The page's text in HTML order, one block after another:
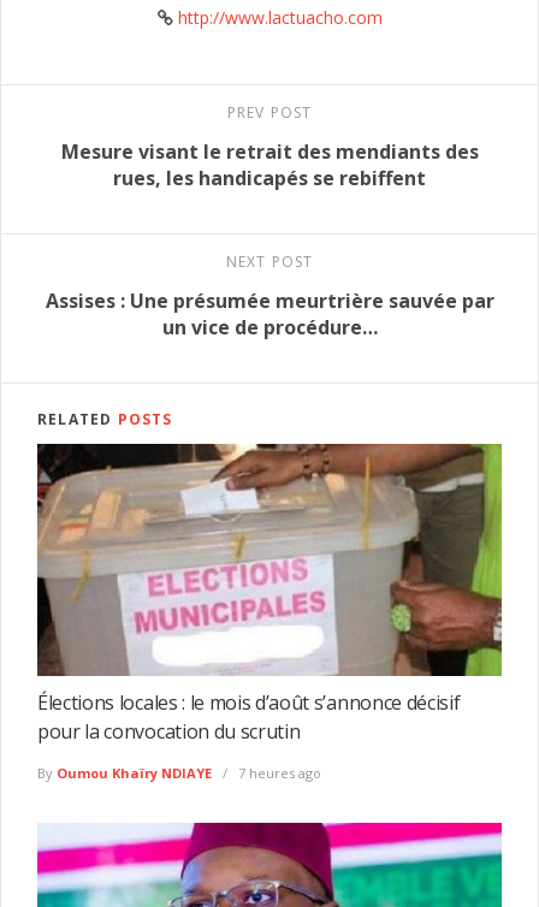
http://www.lactuacho.com
PREV POST
Mesure visant le retrait des mendiants des
rues, les handicapés se rebiffent
NEXT POST
Assises : Une présumée meurtrière sauvée par
un vice de procédure…
RELATED POSTS
Élections locales : le mois d’août s’annonce décisif
pour la convocation du scrutin
By Oumou Khaïry NDIAYE 7 heures ago